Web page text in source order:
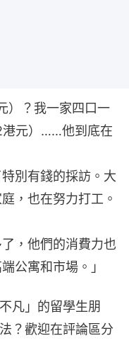
）？我一家四口一
港元）……他到底在
別有錢的採訪。大
，也在努力打工。
，他們的消費力也
公寓和市場。」
凡」的留學生朋
？歡迎在評論區分